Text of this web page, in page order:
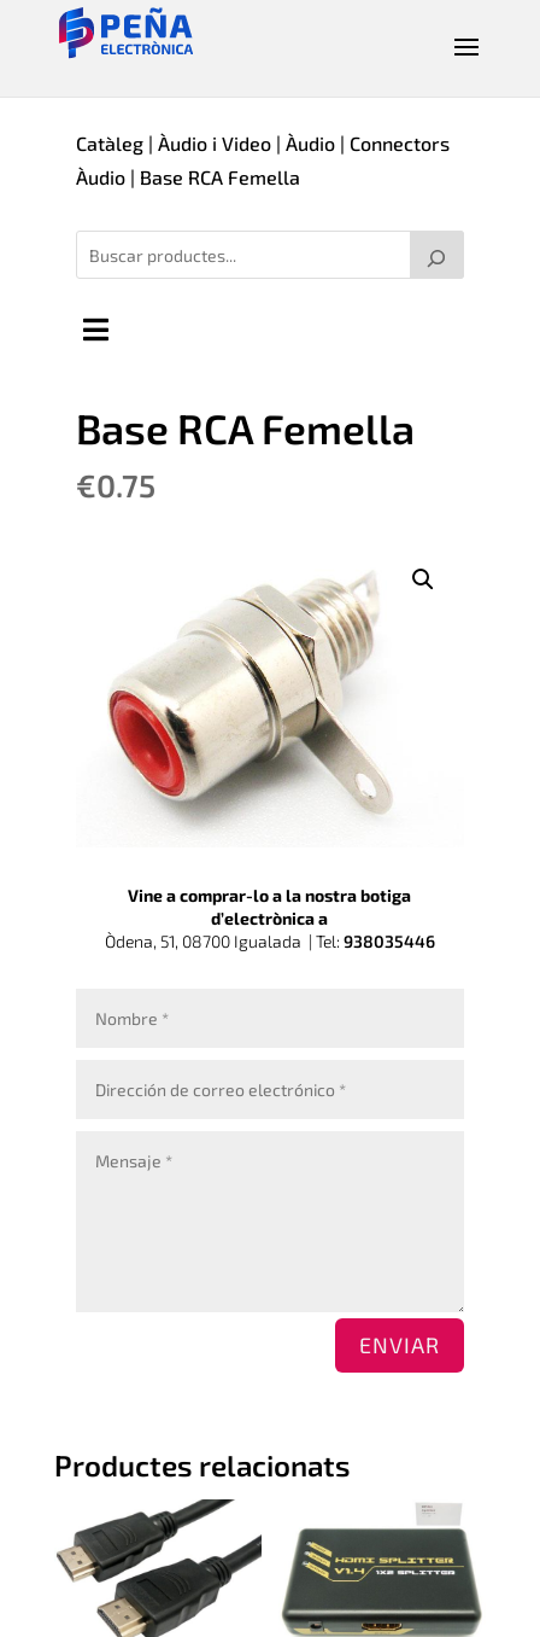
Catàleg| Àudio i Video| Àudio| Connectors
Àudio| Base RCA Femella
Base RCA Femella
€0.75
Vine a comprar-lo a la nostra botiga
d’electrònica a
Òdena, 51, 08700 Igualada | Tel: 938035446
ENVIAR
Productes relacionats